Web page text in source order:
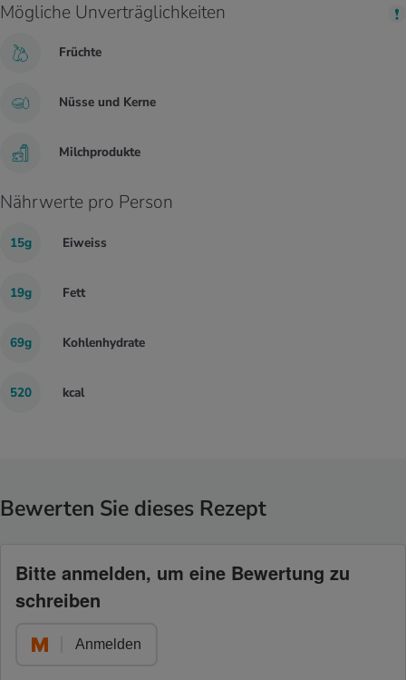
Mögliche Unverträglichkeiten
Früchte
Nüsse und Kerne
Milchprodukte
Nährwerte pro Person
15g Eiweiss
19g Fett
69g Kohlenhydrate
520 kcal
Bewerten Sie dieses Rezept
Bitte anmelden, um eine Bewertung zu
schreiben
Anmelden